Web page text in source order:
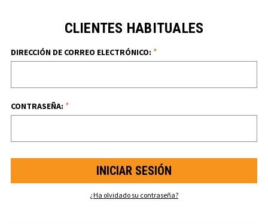
CLIENTES HABITUALES
DIRECCIÓN DE CORREO ELECTRÓNICO: *
CONTRASEÑA: *
¿Ha olvidado su contraseña?